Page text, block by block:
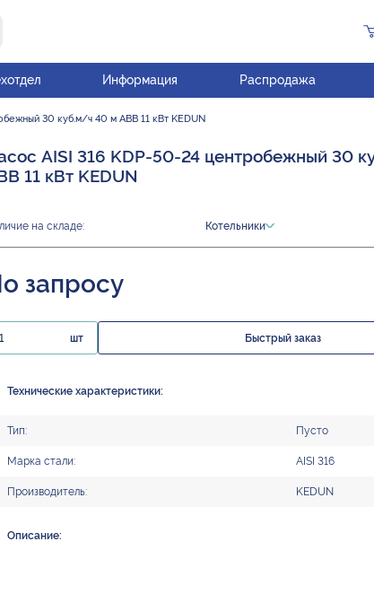
Информация Распродажа
30 куб.м/ч 40 м ABB 11 кВт KEDUN
AISI 316 KDP-50-24 центробежный 30
11 кВт KEDUN
на складе: Котельники
запросу
шт Быстрый заказ
Технические характеристики:
Тип: Пусто
Марка стали: AISI 316
Производитель: KEDUN
Описание: